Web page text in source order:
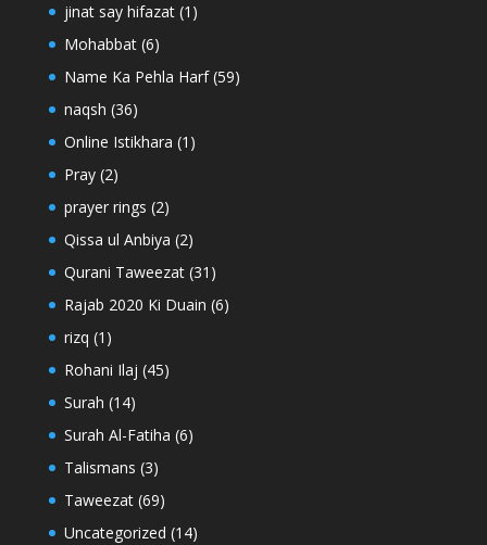
jinat say hifazat(1)
Mohabbat(6)
Name Ka Pehla Harf(59)
naqsh (36)
Online Istikhara (1)
Pray(2)
prayer rings (2)
Qissa ul Anbiya (2)
Qurani Taweezat(31)
Rajab 2020 Ki Duain (6)
rizq (1)
Rohani Ilaj (45)
Surah (14)
Surah Al-Fatiha (6)
Talismans (3)
Taweezat(69)
Uncategorized (14)